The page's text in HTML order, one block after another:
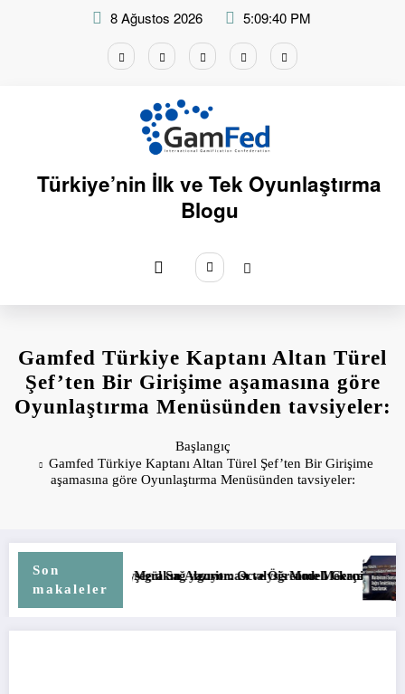
8 Ağustos 2026 5:09:40 PM
Türkiye’nin İlk ve Tek Oyunlaştırma
Blogu
Gamfed Türkiye Kaptanı Altan Türel
Şef’ten Bir Girişime aşamasına göre
Oyunlaştırma Menüsünden tavsiyeler:
Başlangıç
Gamfed Türkiye Kaptanı Altan Türel Şef’ten Bir Girişime
aşamasına göre Oyunlaştırma Menüsünden tavsiyeler:
Son
makaleler
Algoritması ve Öğrenme Mekanizmaları
Sağ yazıyor: Octalysis Modeli Gerçek Hayatta Nerede Tıkanıyor?
Gamfed Türkiye Cemile